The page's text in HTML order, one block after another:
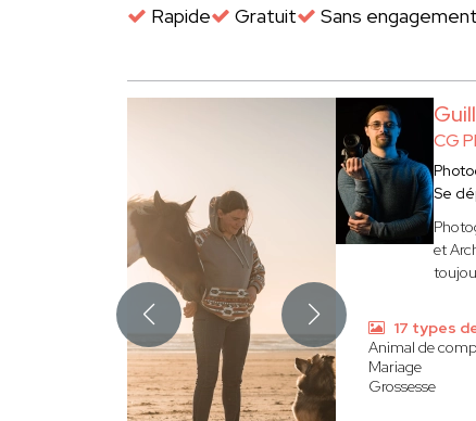
Rapide
Gratuit Sans engagement
CG
Se
et
17 types
Animal de
Mariage
Grossesse